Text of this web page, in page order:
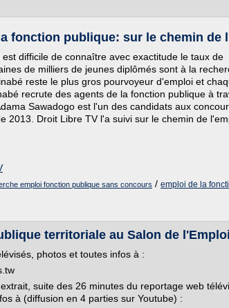
fonction publique: sur le chemin de
difficile de connaître avec exactitude le taux de
de milliers de jeunes diplômés sont à la
reste le plus gros pourvoyeur d'emploi et
recrute des agents de la fonction publique à
Sawadogo est l'un des candidats aux
2013. Droit Libre TV l'a suivi sur le chemin de
emploi fonction publique sans concours / emploi de la
territoriale au Salon de
photos et toutes infos à :
suite des 26 minutes du reportage web
à (diffusion en 4 parties sur Youtube) :